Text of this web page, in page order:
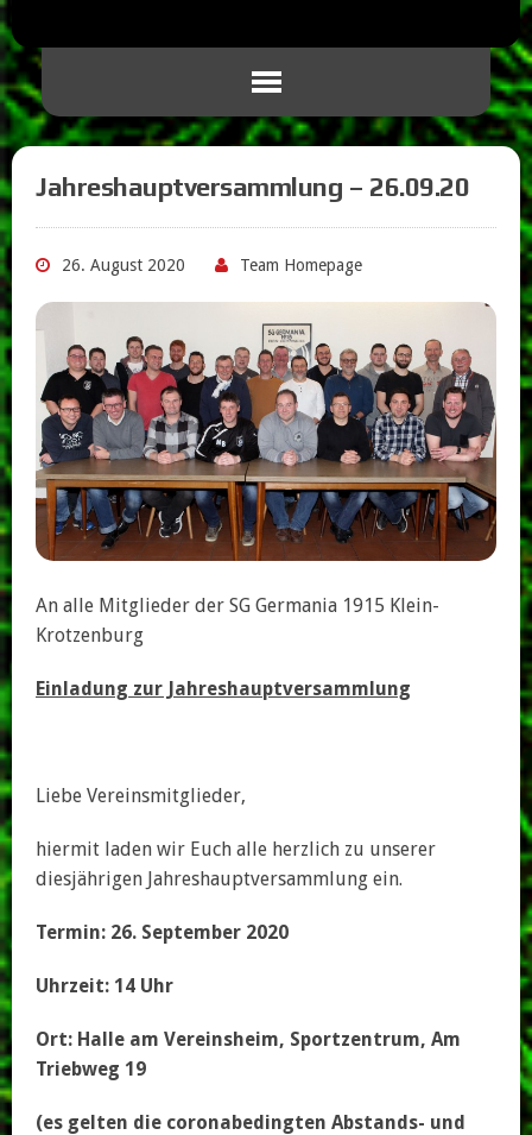
Jahreshauptversammlung – 26.09.20
26. August 2020 Team Homepage
An alle Mitglieder der SG Germania 1915 Klein-
Krotzenburg
Einladung zur Jahreshauptversammlung
Liebe Vereinsmitglieder,
hiermit laden wir Euch alle herzlich zu unserer
diesjährigen Jahreshauptversammlung ein.
Termin: 26. September 2020
Uhrzeit: 14 Uhr
Ort: Halle am Vereinsheim, Sportzentrum, Am
Triebweg 19
(es gelten die coronabedingten Abstands- und